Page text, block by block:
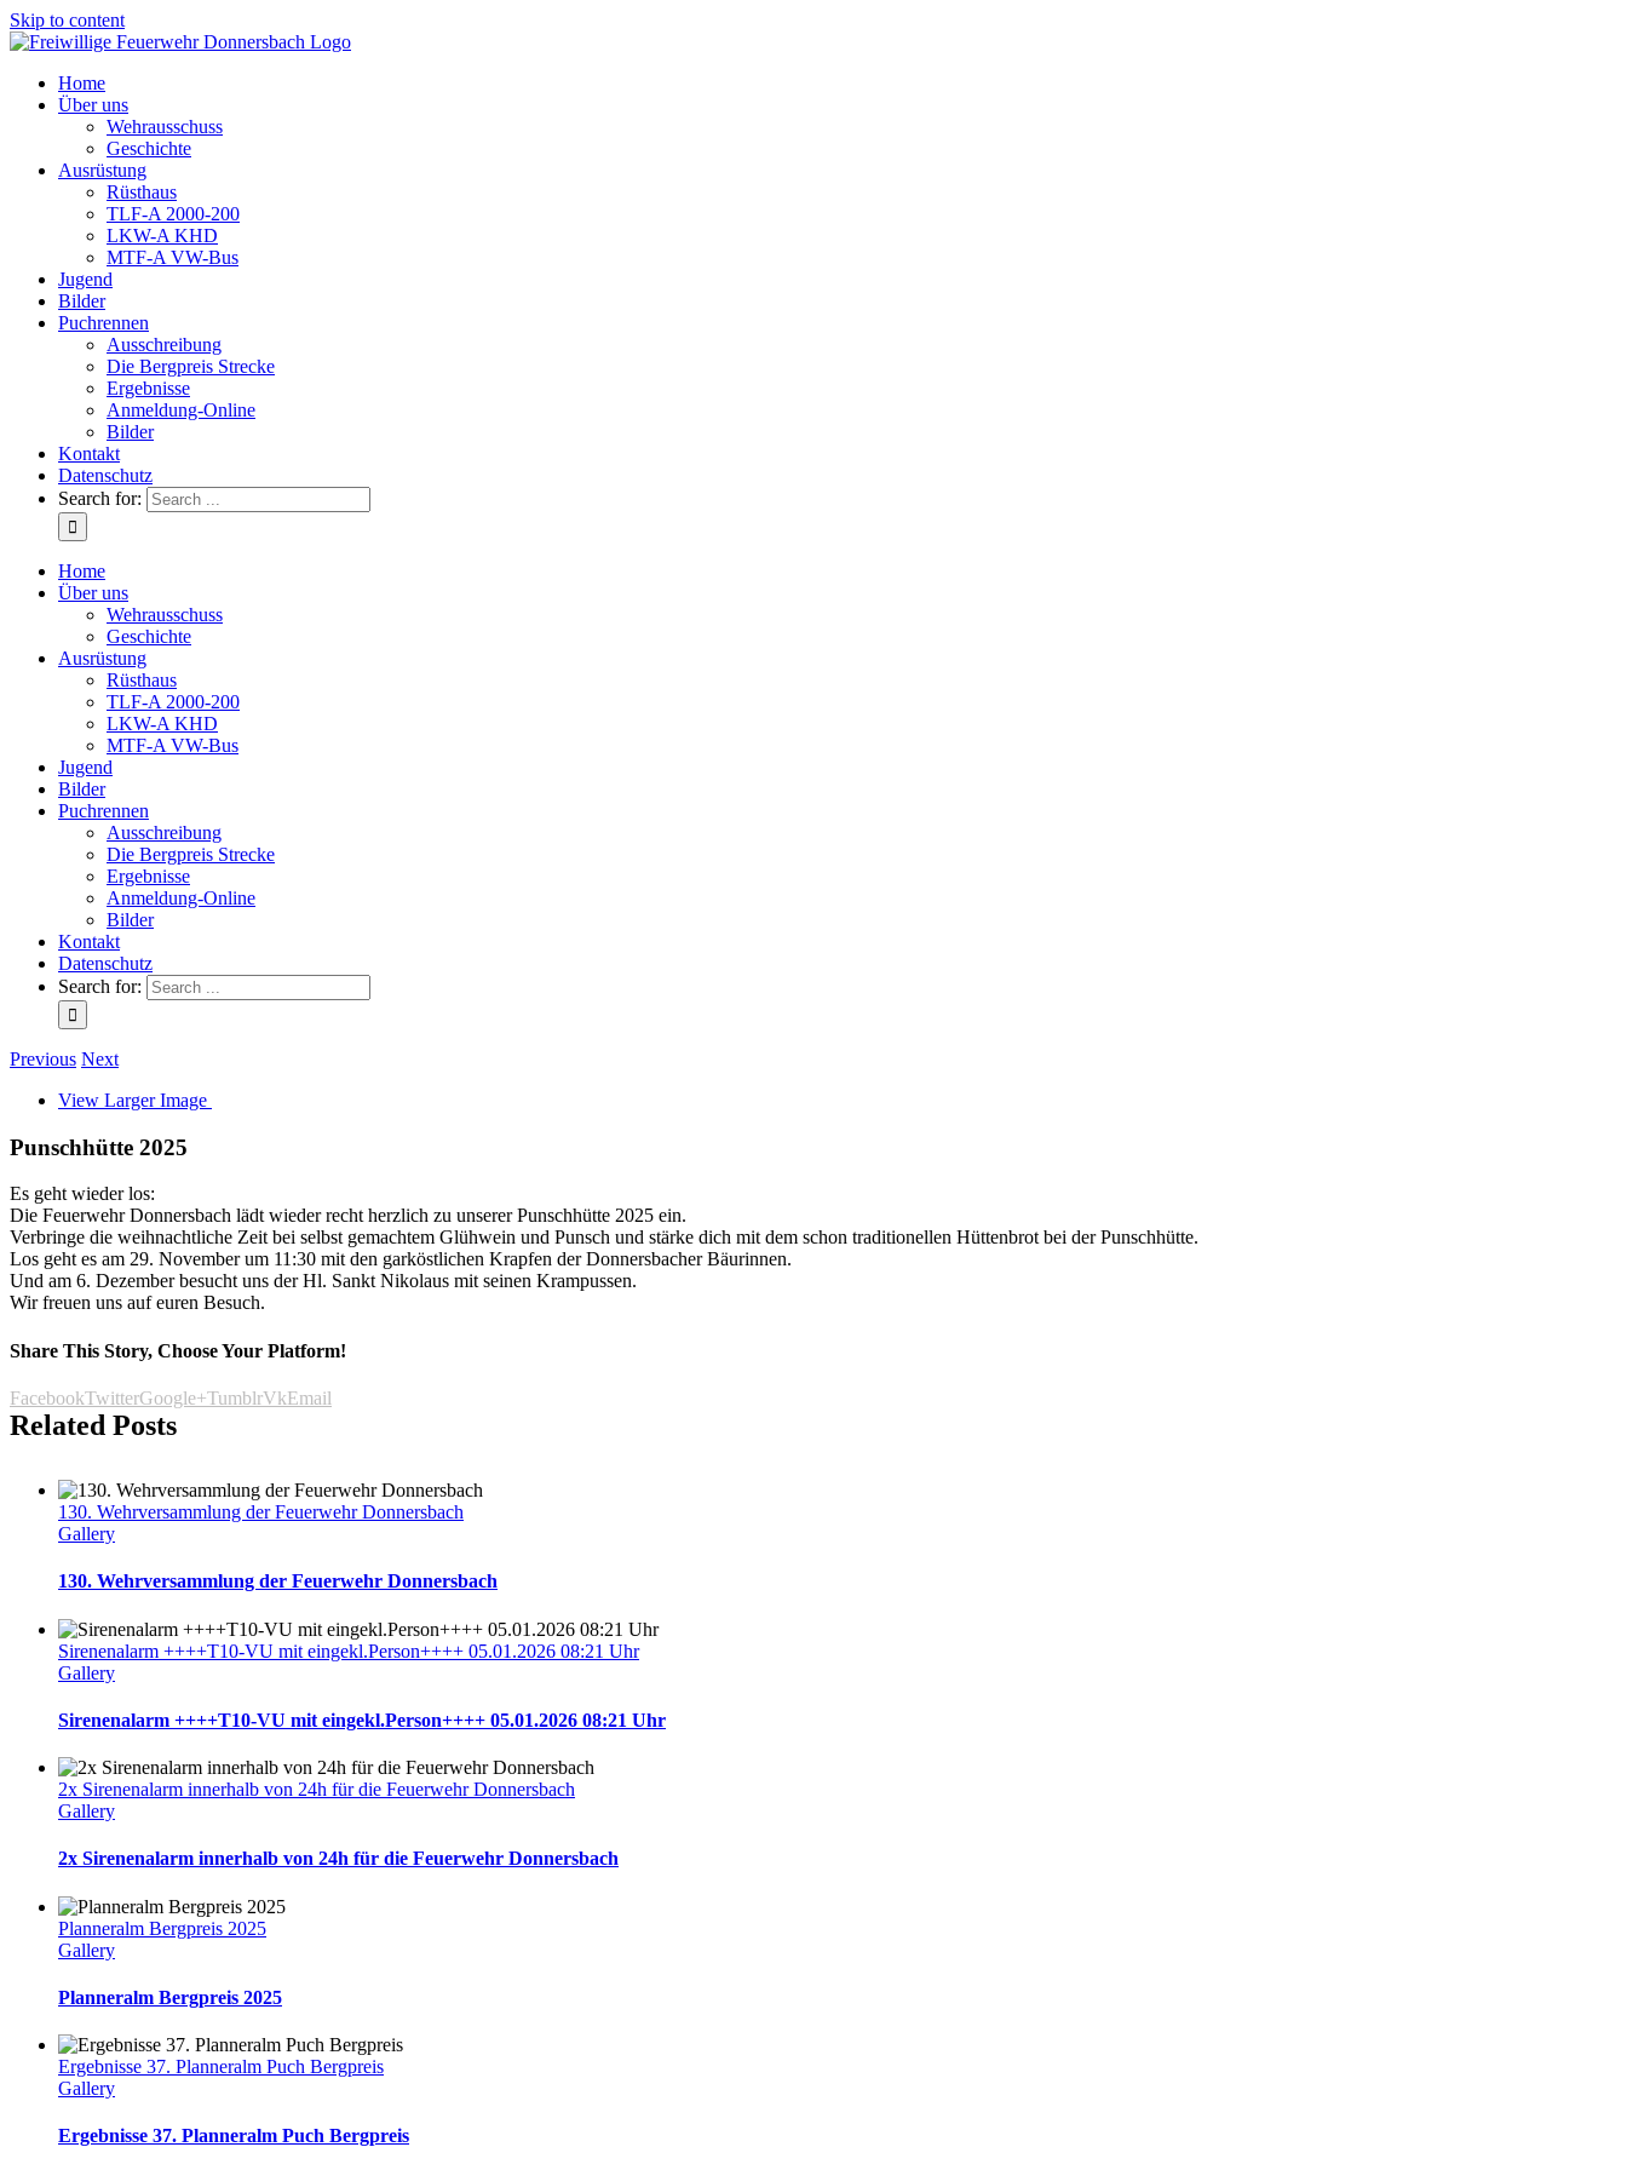
Skip to content
Home
Über uns
Wehrausschuss
Geschichte
Ausrüstung
Rüsthaus
TLF-A 2000-200
LKW-A KHD
MTF-A VW-Bus
Jugend
Bilder
Puchrennen
Ausschreibung
Die Bergpreis Strecke
Ergebnisse
Anmeldung-Online
Bilder
Kontakt
Datenschutz
Search for:
Home
Über uns
Wehrausschuss
Geschichte
Ausrüstung
Rüsthaus
TLF-A 2000-200
LKW-A KHD
MTF-A VW-Bus
Jugend
Bilder
Puchrennen
Ausschreibung
Die Bergpreis Strecke
Ergebnisse
Anmeldung-Online
Bilder
Kontakt
Datenschutz
Search for:
Previous Next
View Larger Image
Punschhütte 2025
Es geht wieder los:
Die Feuerwehr Donnersbach lädt wieder recht herzlich zu unserer Punschhütte 2025 ein.
Verbringe die weihnachtliche Zeit bei selbst gemachtem Glühwein und Punsch und stärke dich mit dem schon traditionellen Hüttenbrot bei der Punschhütte.
Los geht es am 29. November um 11:30 mit den garköstlichen Krapfen der Donnersbacher Bäurinnen.
Und am 6. Dezember besucht uns der Hl. Sankt Nikolaus mit seinen Krampussen.
Wir freuen uns auf euren Besuch.
Share This Story, Choose Your Platform!
FacebookTwitterGoogle+TumblrVkEmail
Related Posts
130. Wehrversammlung der Feuerwehr Donnersbach
Gallery
130. Wehrversammlung der Feuerwehr Donnersbach
Sirenenalarm ++++T10-VU mit eingekl.Person++++ 05.01.2026 08:21 Uhr
Gallery
Sirenenalarm ++++T10-VU mit eingekl.Person++++ 05.01.2026 08:21 Uhr
2x Sirenenalarm innerhalb von 24h für die Feuerwehr Donnersbach
Gallery
2x Sirenenalarm innerhalb von 24h für die Feuerwehr Donnersbach
Planneralm Bergpreis 2025
Gallery
Planneralm Bergpreis 2025
Ergebnisse 37. Planneralm Puch Bergpreis
Gallery
Ergebnisse 37. Planneralm Puch Bergpreis